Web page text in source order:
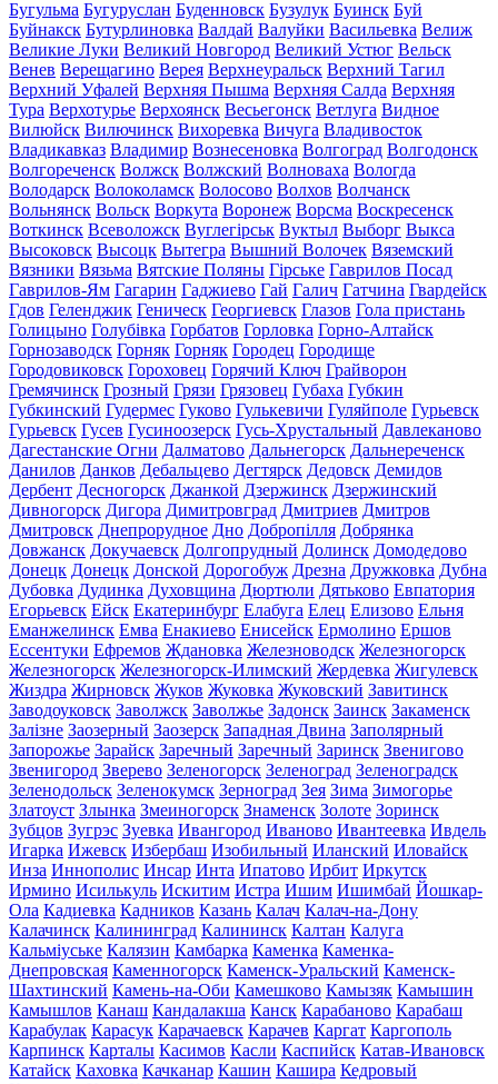
Бугульма Бугуруслан Буденновск Бузулук Буинск Буй
Буйнакск Бутурлиновка Валдай Валуйки Васильевка Велиж
Великие Луки Великий Новгород Великий Устюг Вельск
Венев Верещагино Верея Верхнеуральск Верхний Тагил
Верхний Уфалей Верхняя Пышма Верхняя Салда Верхняя
Тура Верхотурье Верхоянск Весьегонск Ветлуга Видное
Вилюйск Вилючинск Вихоревка Вичуга Владивосток
Владикавказ Владимир Вознесеновка Волгоград Волгодонск
Волгореченск Волжск Волжский Волноваха Вологда
Володарск Волоколамск Волосово Волхов Волчанск
Вольнянск Вольск Воркута Воронеж Ворсма Воскресенск
Воткинск Всеволожск Вуглегірськ Вуктыл Выборг Выкса
Высоковск Высоцк Вытегра Вышний Волочек Вяземский
Вязники Вязьма Вятские Поляны Гірське Гаврилов Посад
Гаврилов-Ям Гагарин Гаджиево Гай Галич Гатчина Гвардейск
Гдов Геленджик Геническ Георгиевск Глазов Гола пристань
Голицыно Голубівка Горбатов Горловка Горно-Алтайск
Горнозаводск Горняк Горняк Городец Городище
Городовиковск Гороховец Горячий Ключ Грайворон
Гремячинск Грозный Грязи Грязовец Губаха Губкин
Губкинский Гудермес Гуково Гулькевичи Гуляйполе Гурьевск
Гурьевск Гусев Гусиноозерск Гусь-Хрустальный Давлеканово
Дагестанские Огни Далматово Дальнегорск Дальнереченск
Данилов Данков Дебальцево Дегтярск Дедовск Демидов
Дербент Десногорск Джанкой Дзержинск Дзержинский
Дивногорск Дигора Димитровград Дмитриев Дмитров
Дмитровск Днепрорудное Дно Добропілля Добрянка
Довжанск Докучаевск Долгопрудный Долинск Домодедово
Донецк Донецк Донской Дорогобуж Дрезна Дружковка Дубна
Дубовка Дудинка Духовщина Дюртюли Дятьково Евпатория
Егорьевск Ейск Екатеринбург Елабуга Елец Елизово Ельня
Еманжелинск Емва Енакиево Енисейск Ермолино Ершов
Ессентуки Ефремов Ждановка Железноводск Железногорск
Железногорск Железногорск-Илимский Жердевка Жигулевск
Жиздра Жирновск Жуков Жуковка Жуковский Завитинск
Заводоуковск Заволжск Заволжье Задонск Заинск Закаменск
Залізне Заозерный Заозерск Западная Двина Заполярный
Запорожье Зарайск Заречный Заречный Заринск Звенигово
Звенигород Зверево Зеленогорск Зеленоград Зеленоградск
Зеленодольск Зеленокумск Зерноград Зея Зима Зимогорье
Златоуст Злынка Змеиногорск Знаменск Золоте Зоринск
Зубцов Зугрэс Зуевка Ивангород Иваново Ивантеевка Ивдель
Игарка Ижевск Избербаш Изобильный Иланский Иловайск
Инза Иннополис Инсар Инта Ипатово Ирбит Иркутск
Ирмино Исилькуль Искитим Истра Ишим Ишимбай Йошкар-
Ола Кадиевка Кадников Казань Калач Калач-на-Дону
Калачинск Калининград Калининск Калтан Калуга
Кальміуське Калязин Камбарка Каменка Каменка-
Днепровская Каменногорск Каменск-Уральский Каменск-
Шахтинский Камень-на-Оби Камешково Камызяк Камышин
Камышлов Канаш Кандалакша Канск Карабаново Карабаш
Карабулак Карасук Карачаевск Карачев Каргат Каргополь
Карпинск Карталы Касимов Касли Каспийск Катав-Ивановск
Катайск Каховка Качканар Кашин Кашира Кедровый